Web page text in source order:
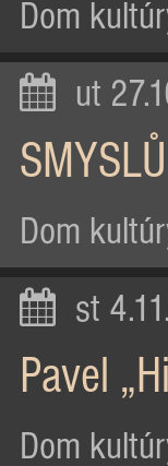
Dom
ut
Dom
st
Pavel
Dom